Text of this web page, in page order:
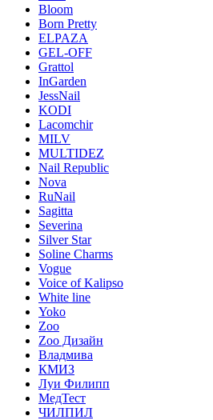
Bloom
Born Pretty
ELPAZA
GEL-OFF
Grattol
InGarden
JessNail
KODI
Lacomchir
MILV
MULTIDEZ
Nail Republic
Nova
RuNail
Sagitta
Severina
Silver Star
Soline Charms
Vogue
Voice of Kalipso
White line
Yoko
Zoo
Zoo Дизайн
Владмива
КМИЗ
Луи Филипп
МедТест
ЧИЛПИЛ